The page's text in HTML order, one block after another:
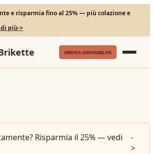
e risparmia fino al 25% — più colazione e
di più->
VERIFICA DISPONIBILITÀ
Risparmia il 25% — vedi
-
>